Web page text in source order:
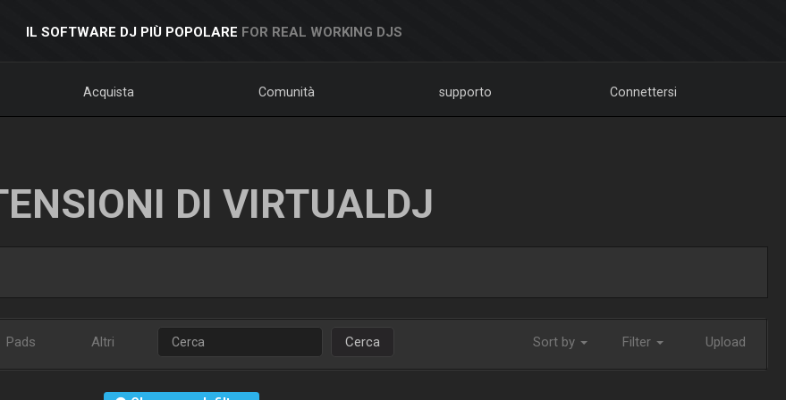
IL SOFTWARE DJ PIÙ POPOLARE FOR REAL WORKING DJS
Acquista Comunità supporto Connettersi
DI VIRTUALDJ
Pads Altri Cerca Sort by Filter Upload